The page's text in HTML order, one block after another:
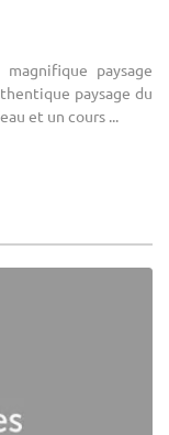
paysage
paysage du
et un cours ...